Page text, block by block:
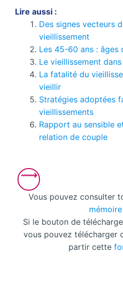
Lire aussi :
Des signes vecteurs
vieillissement
Les 45-60 ans : âges
Le vieillissement
La fatalité du
vieillir
Stratégies adoptées
vieillissements
Rapport au sensible
relation de couple
Vous pouvez consulter
Si le bouton de
vous pouvez télécharger
partir cette